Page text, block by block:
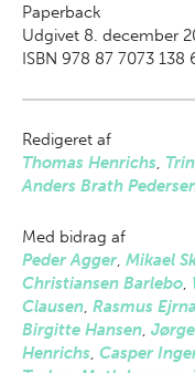
Paperback
Udgivet 8. december
ISBN 978 87 7073 138
Redigeret af
Thomas Henrichs,
Anders Brath
Med bidrag af
Peder Agger, Mikael
Christiansen Barlebo,
Clausen, Rasmus
Birgitte Hansen,
Henrichs, Casper